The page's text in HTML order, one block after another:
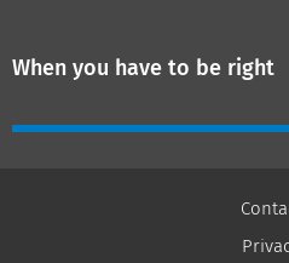
When you have to be right